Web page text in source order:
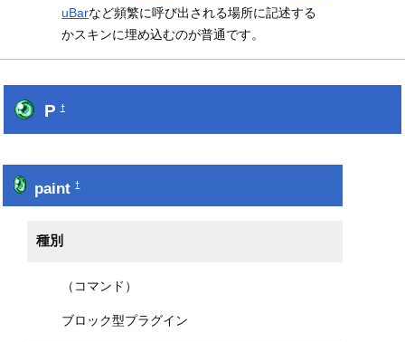
uBarなど頻繁に呼び出される場所に記述する
かスキンに埋め込むのが普通です。
P†
paint†
種別
（コマンド）
ブロック型プラグイン